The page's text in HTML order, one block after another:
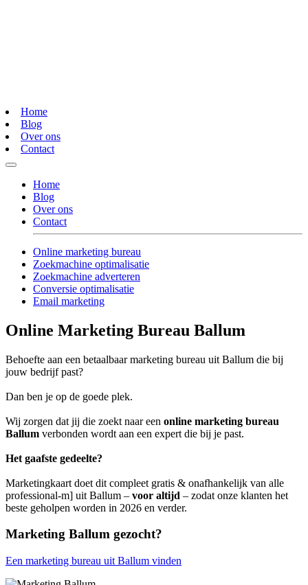
Home
Blog
Over ons
Contact
Home
Blog
Over ons
Contact
Online marketing bureau
Zoekmachine optimalisatie
Zoekmachine adverteren
Conversie optimalisatie
Email marketing
Online Marketing Bureau Ballum
Behoefte aan een betaalbaar marketing bureau uit Ballum die bij
jouw bedrijf past?
Dan ben je op de goede plek.
Wij zorgen dat jij die zoekt naar een online marketing bureau
Ballum verbonden wordt aan een expert die bij je past.
Het gaafste gedeelte?
Marketingkaart doet dit compleet gratis & onafhankelijk van alle
professional-m] uit Ballum – voor altijd – zodat onze klanten het
beste geholpen worden in 2026 en verder.
Marketing Ballum gezocht?
Een marketing bureau uit Ballum vinden